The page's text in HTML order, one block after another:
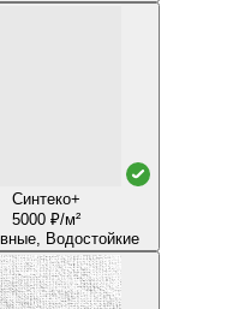
Синтеко+
5000 ₽/м²
Бесшовные, Водостойкие